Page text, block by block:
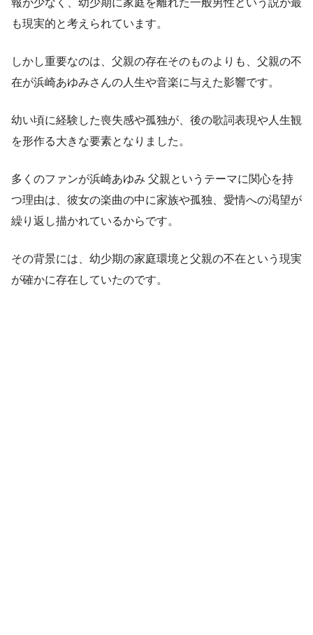
報が少なく、幼少期に家庭を離れた一般男性という説が最
も現実的と考えられています。
しかし重要なのは、父親の存在そのものよりも、父親の不
在が浜崎あゆみさんの人生や音楽に与えた影響です。
幼い頃に経験した喪失感や孤独が、後の歌詞表現や人生観
を形作る大きな要素となりました。
多くのファンが浜崎あゆみ 父親というテーマに関心を持
つ理由は、彼女の楽曲の中に家族や孤独、愛情への渇望が
繰り返し描かれているからです。
その背景には、幼少期の家庭環境と父親の不在という現実
が確かに存在していたのです。